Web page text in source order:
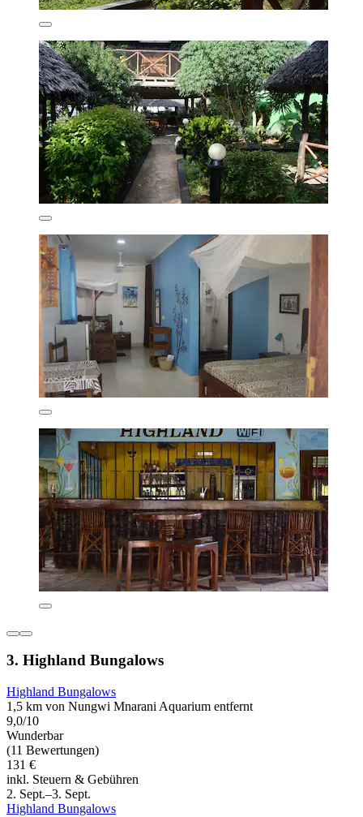
3. Highland Bungalows
Highland Bungalows
1,5 km von Nungwi Mnarani Aquarium entfernt
9,0/10
Wunderbar
(11 Bewertungen)
131 €
inkl. Steuern & Gebühren
2. Sept.–3. Sept.
Highland Bungalows